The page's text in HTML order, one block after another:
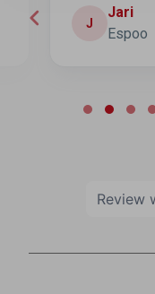
J
Jari
Espoo
Review